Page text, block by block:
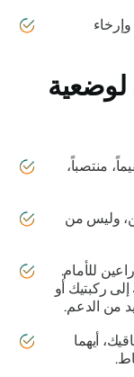
منتصباً،
وليس من
للأمام.
ركبتيك أو
من الدعم.
أيهما